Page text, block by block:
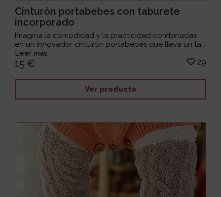
Cinturón portabebes con taburete
incorporado
Imagina la comodidad y la practicidad combinadas
en un innovador cinturón portabebés que lleva un ta...
Leer más
15 € 29
Ver producto